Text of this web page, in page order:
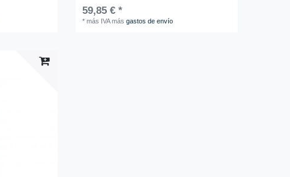
59,85 € *
*más IVAmásgastos de envío